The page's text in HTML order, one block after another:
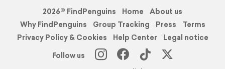
2026© FindPenguins Home
About us
Why FindPenguins
Group Tracking Press
Terms
Privacy Policy & Cookies
Help Center
Legal notice
Follow us